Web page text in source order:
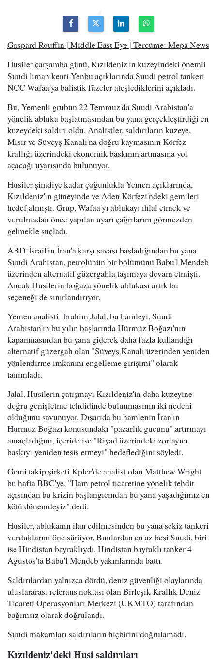
Gaspard Rouffin | Middle East Eye | Tercüme: Mepa News
Husiler çarşamba günü, Kızıldeniz'in kuzeyindeki önemli
Suudi liman kenti Yenbu açıklarında Suudi petrol tankeri
NCC Wafaa'ya balistik füzeler ateşlediklerini açıkladı.
Bu, Yemenli grubun 22 Temmuz'da Suudi Arabistan'a
yönelik abluka başlatmasından bu yana gerçekleştirdiği en
kuzeydeki saldırı oldu. Analistler, saldırıların kuzeye,
Mısır ve Süveyş Kanalı'na doğru kaymasının Körfez
krallığı üzerindeki ekonomik baskının artmasına yol
açacağı uyarısında bulunuyor.
Husiler şimdiye kadar çoğunlukla Yemen açıklarında,
Kızıldeniz'in güneyinde ve Aden Körfezi'ndeki gemileri
hedef almıştı. Grup, Wafaa'yı ablukayı ihlal etmek ve
vurulmadan önce yapılan uyarı çağrılarını görmezden
gelmekle suçladı.
ABD-İsrail'in İran'a karşı savaşı başladığından bu yana
Suudi Arabistan, petrolünün bir bölümünü Babu'l Mendeb
üzerinden alternatif güzergahla taşımaya devam etmişti.
Ancak Husilerin boğaza yönelik ablukası artık bu
seçeneği de sınırlandırıyor.
Yemen analisti Ibrahim Jalal, bu hamleyi, Suudi
Arabistan'ın bu yılın başlarında Hürmüz Boğazı'nın
kapanmasından bu yana giderek daha fazla kullandığı
alternatif güzergah olan "Süveyş Kanalı üzerinden yeniden
yönlendirme imkanını engelleme girişimi" olarak
tanımladı.
Jalal, Husilerin çatışmayı Kızıldeniz'in daha kuzeyine
doğru genişletme tehdidinde bulunmasının iki nedeni
olduğunu savunuyor. Dışarıda bu hamlenin İran'ın
Hürmüz Boğazı konusundaki "pazarlık gücünü" artırmayı
amaçladığını, içeride ise "Riyad üzerindeki zorlayıcı
baskıyı yeniden tesis etmeyi" hedeflediğini söyledi.
Gemi takip şirketi Kpler'de analist olan Matthew Wright
bu hafta BBC'ye, "Ham petrol ticaretine yönelik tehdit
açısından bu krizin başlangıcından bu yana yaşadığımız en
kötü dönemdeyiz" dedi.
Husiler, ablukanın ilan edilmesinden bu yana sekiz tankeri
vurduklarını öne sürüyor. Bunlardan en az beşi Suudi, biri
ise Hindistan bayraklıydı. Hindistan bayraklı tanker 4
Ağustos'ta Babu'l Mendeb yakınlarında battı.
Saldırılardan yalnızca dördü, deniz güvenliği olaylarında
uluslararası referans noktası olan Birleşik Krallık Deniz
Ticareti Operasyonları Merkezi (UKMTO) tarafından
bağımsız olarak doğrulandı.
Suudi makamları saldırıların hiçbirini doğrulamadı.
Kızıldeniz'deki Husi saldırıları